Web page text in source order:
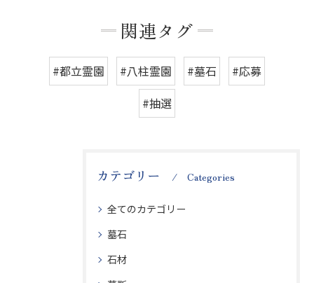
関連タグ
#都立霊園 #八柱霊園 #墓石
#応募
#抽選
カテゴリー Categories
全てのカテゴリー
墓石
石材